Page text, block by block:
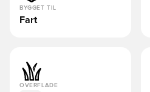
BYGGET TIL
Fart
OVERFLADE